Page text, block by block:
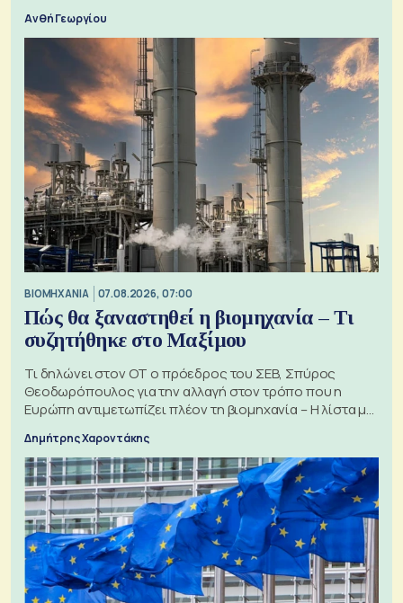
Ανθή Γεωργίου
ΒΙΟΜΗΧΑΝΙΑ 07.08.2026, 07:00
Πώς θα ξαναστηθεί η βιομηχανία – Τι
συζητήθηκε στο Μαξίμου
Τι δηλώνει στον ΟΤ ο πρόεδρος του ΣΕΒ, Σπύρος
Θεοδωρόπουλος για την αλλαγή στον τρόπο που η
Ευρώπη αντιμετωπίζει πλέον τη βιομηχανία – Η λίστα με
Δημήτρης Χαροντάκης